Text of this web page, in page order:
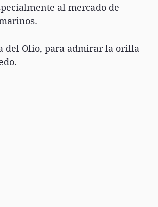
al mercado de
del Olio, para admirar la orilla